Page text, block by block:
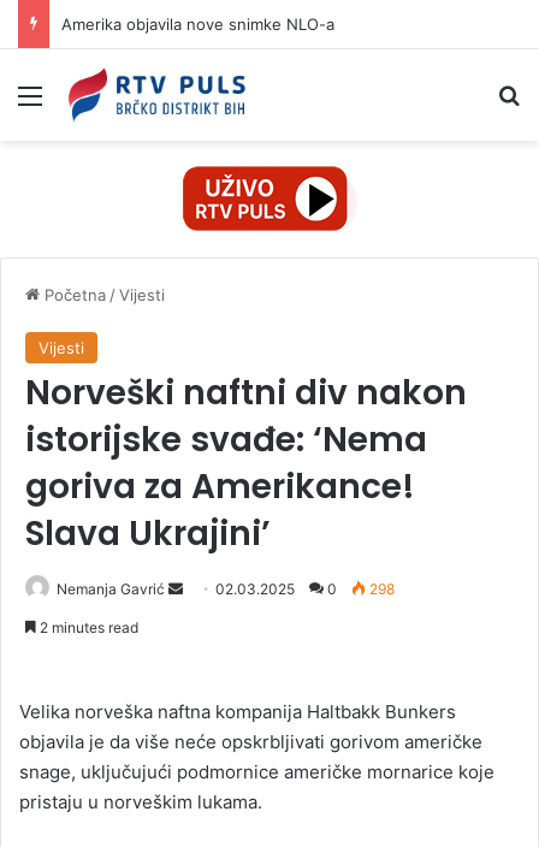
Amerika objavila nove snimke NLO-a
Izbornik
Početna /Vijesti
Vijesti
Norveški naftni div nakon
istorijske svađe: ‘Nema
goriva za Amerikance!
Slava Ukrajini’
Nemanja Gavrić
a
02.03.2025 0 298
2 minutes read
Velika norveška naftna kompanija Haltbakk Bunkers
objavila je da više neće opskrbljivati gorivom američke
snage, uključujući podmornice američke mornarice koje
pristaju u norveškim lukama.